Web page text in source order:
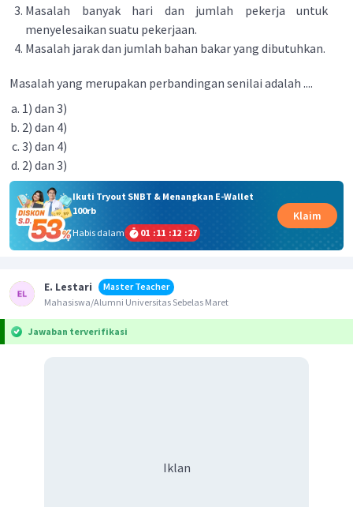
Masalah banyak hari dan jumlah pekerja untuk
menyelesaikan suatu pekerjaan.
Masalah jarak dan jumlah bahan bakar yang dibutuhkan.
Masalah yang merupakan perbandingan senilai adalah ....
1) dan 3)
2) dan 4)
3) dan 4)
2) dan 3)
Ikuti Tryout SNBT & Menangkan E-Wallet
100rb
Habis dalam
01 :11 :12 :27
Klaim
E. Lestari
Master Teacher
Mahasiswa/Alumni Universitas Sebelas Maret
Jawaban terverifikasi
Iklan